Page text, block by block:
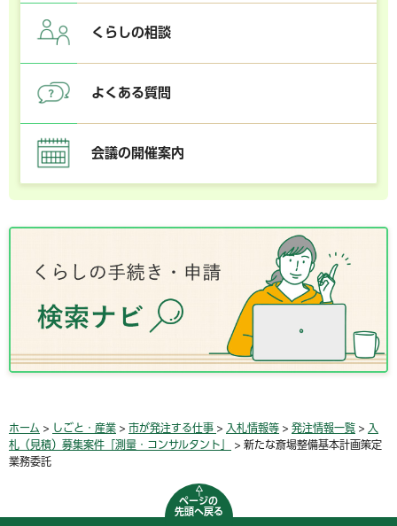
くらしの相談
よくある質問
会議の開催案内
ホーム > しごと・産業 > 市が発注する仕事 > 入札情報等 > 発注情報一覧 > 入
札（見積）募集案件「測量・コンサルタント」
> 新たな斎場整備基本計画策定
業務委託
ページの
先頭へ戻る